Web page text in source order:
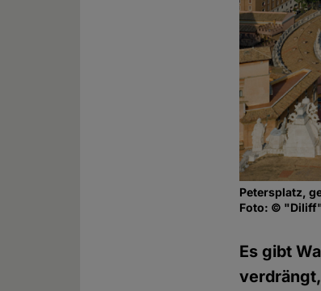
Petersplatz,
Foto: ©
Es gibt